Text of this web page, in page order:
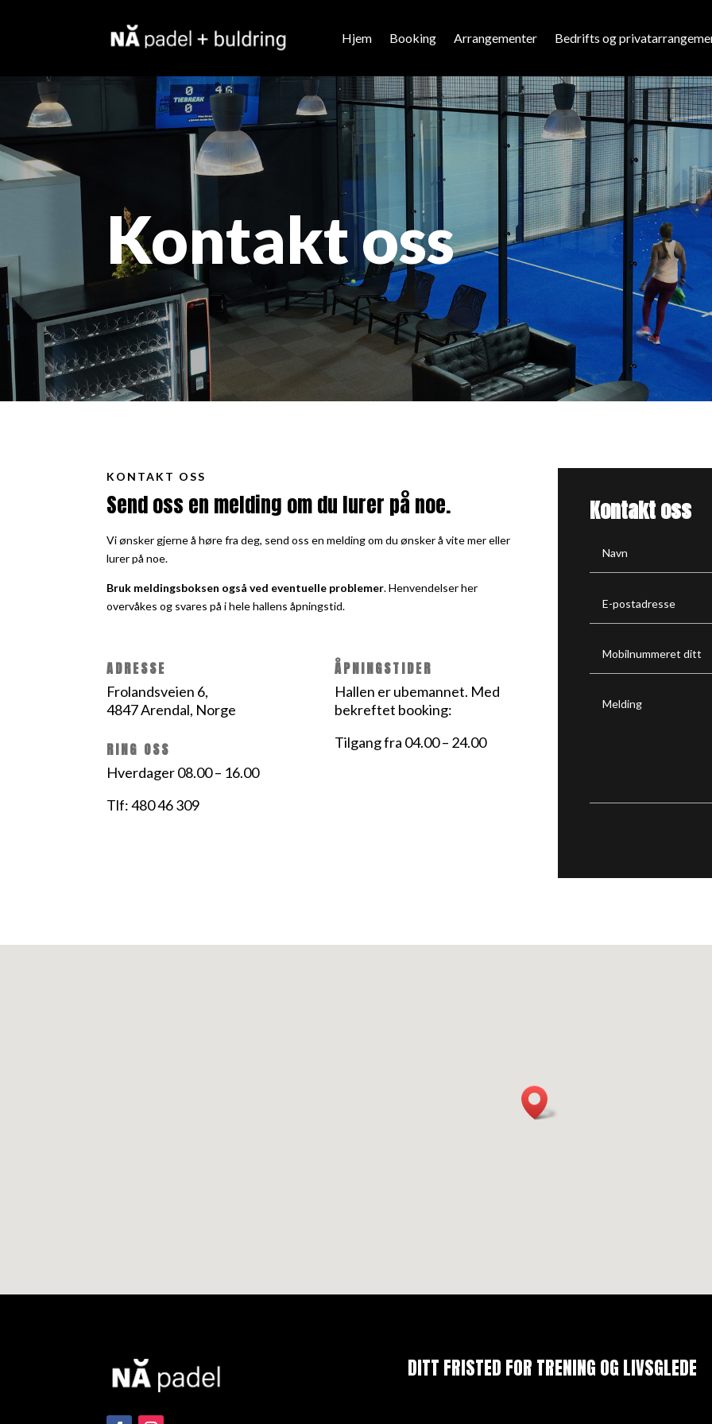
Hjem Booking Arrangementer Bedrifts og
Kontakt oss
KONTAKT OSS
Send oss en melding om du lurer på noe.
Vi ønsker gjerne å høre fra deg, send oss en melding om du ønsker å vite mer eller
lurer på noe.
Bruk meldingsboksen også ved eventuelle problemer.Henvendelser her
overvåkes og svares på i hele hallens åpningstid.
ADRESSE
Frolandsveien 6,
4847Arendal, Norge
RING OSS
Hverdager 08.00 – 16.00
Tlf: 480 46 309
ÅPNINGSTIDER
Hallen er ubemannet. Med
bekreftet booking:
Tilgang fra 04.00 – 24.00
Kontakt oss
DITT FRISTED FOR TRENING OG LIVSGLEDE